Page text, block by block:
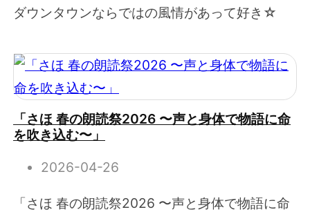
ダウンタウンならではの風情があって好き☆
「さほ 春の朗読祭2026 〜声と身体で物語に命
を吹き込む〜」
2026-04-26
「さほ 春の朗読祭2026 〜声と身体で物語に命